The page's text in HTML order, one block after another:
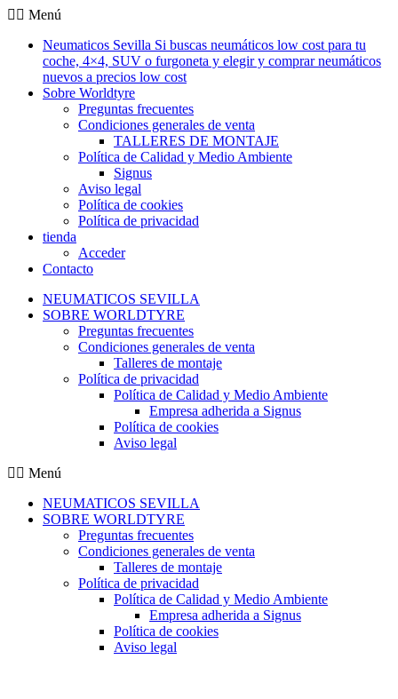
Ir
contenido
Menú
Neumaticos Sevilla Si buscas neumáticos low cost para tu
coche, 4×4, SUV o furgoneta y elegir y comprar neumáticos
nuevos a precios low cost
Sobre Worldtyre
Preguntas frecuentes
Condiciones generales de venta
TALLERES DE MONTAJE
Política de Calidad y Medio Ambiente
Signus
Aviso legal
Política de cookies
Política de privacidad
tienda
Acceder
Contacto
NEUMATICOS SEVILLA
SOBRE WORLDTYRE
Preguntas frecuentes
Condiciones generales de venta
Talleres de montaje
Política de privacidad
Política de Calidad y Medio Ambiente
Empresa adherida a Signus
Política de cookies
Aviso legal
Menú
NEUMATICOS SEVILLA
SOBRE WORLDTYRE
Preguntas frecuentes
Condiciones generales de venta
Talleres de montaje
Política de privacidad
Política de Calidad y Medio Ambiente
Empresa adherida a Signus
Política de cookies
Aviso legal